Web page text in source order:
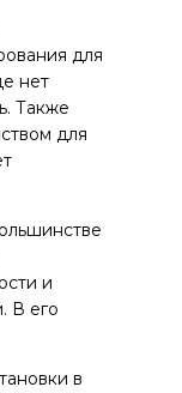
для
нет
Также
для
и
В его
в